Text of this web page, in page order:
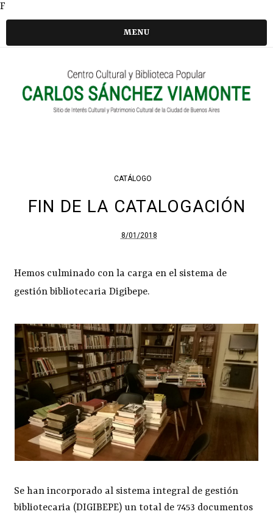
F
MENU
CATÁLOGO
FIN DE LA CATALOGACIÓN
8/01/2018
Hemos culminado con la carga en el sistema de
gestión bibliotecaria Digibepe.
Se han incorporado al sistema integral de gestión
bibliotecaria (DIGIBEPE) un total de 7453 documentos